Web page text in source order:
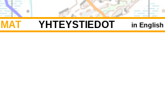
YHTEYSTIEDOT in English